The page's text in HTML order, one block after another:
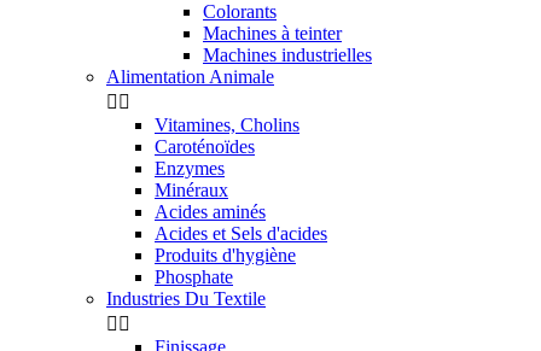
Colorants
Machines à teinter
Machines industrielles
Alimentation Animale
 
Vitamines, Cholins
Caroténoïdes
Enzymes
Minéraux
Acides aminés
Acides et Sels d'acides
Produits d'hygiène
Phosphate
Industries Du Textile
 
Finissage